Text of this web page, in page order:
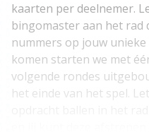
kaarten per deelnemer.
bingomaster aan het rad
nummers op jouw
komen starten we met
volgende rondes
het einde van het spel.